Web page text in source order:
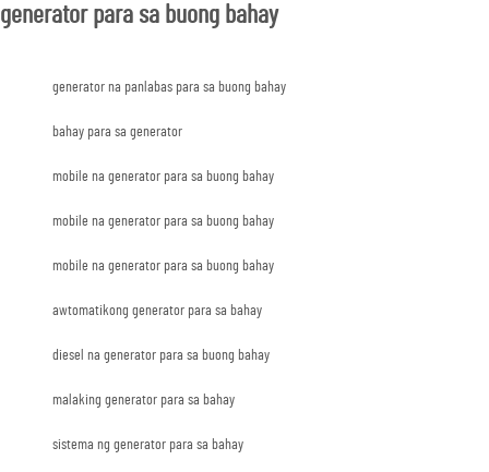
generator para sa buong bahay
generator na panlabas para sa buong bahay
bahay para sa generator
mobile na generator para sa buong bahay
mobile na generator para sa buong bahay
mobile na generator para sa buong bahay
awtomatikong generator para sa bahay
diesel na generator para sa buong bahay
malaking generator para sa bahay
sistema ng generator para sa bahay